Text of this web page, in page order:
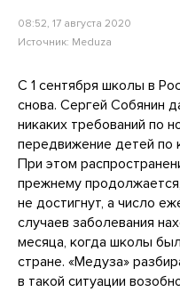
08:52, 17 августа 2020
Источник: Meduza
С 1 сентября школы в
снова. Сергей Собянин
никаких требований по
передвижение детей по
При этом
прежнему
не достигнут, а число
случаев заболевания
месяца, когда школы
стране. «Медуза»
в такой ситуации